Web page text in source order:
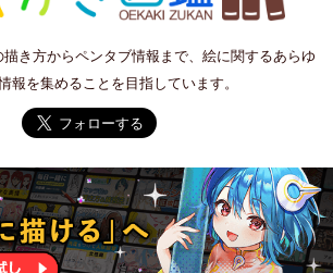
き方からペンタブ情報まで、絵に関するあらゆ
報を集めることを目指しています。